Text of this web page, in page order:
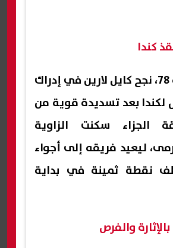
كندا
في الدقيقة 78، نجح كايل لارين في إدراك
لكندا بعد تسديدة قوية من
الجزاء سكنت الزاوية
ليعيد فريقه إلى أجواء
نقطة ثمينة في بداية
والفرص